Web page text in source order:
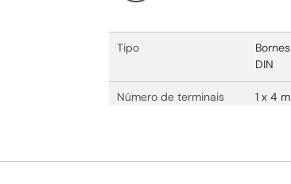
Tipo
DIN
Número de terminais 1 x 4